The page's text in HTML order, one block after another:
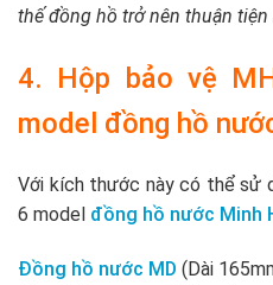
thế đồng hồ trở nên thuận tiện
4. Hộp bảo vệ
model đồng hồ
Với kích thước này có thể sử
6 model đồng hồ nước Minh
Đồng hồ nước MD (Dài